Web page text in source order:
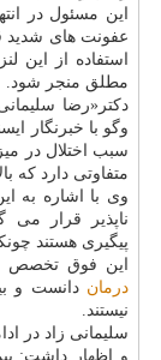
این مسئول در
عفونت های شدید
استفاده از این
مطلق منجر شود.
دكتر«رضا
وگو با خبرنگار
سبب اختلال در
متفاوتی دارد كه
وی با اشاره به
ناپذیر قرار می
پیگیری هستند
این فوق تخصص
درمان دانست و
نیستند.
سلیمانی زاد در
و اظهار داشت: